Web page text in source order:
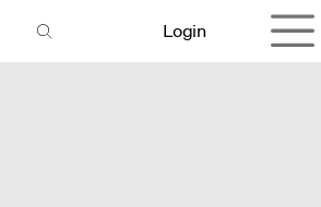
Login